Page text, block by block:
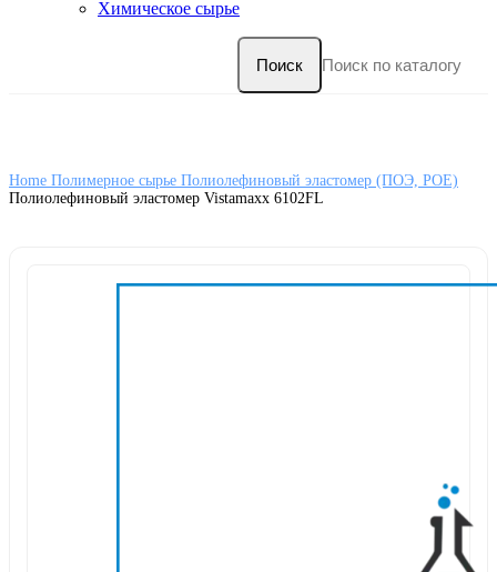
Химическое сырье
Поиск
Home Полимерное сырье Полиолефиновый эластомер (ПОЭ, POE)
Полиолефиновый эластомер Vistamaxx 6102FL